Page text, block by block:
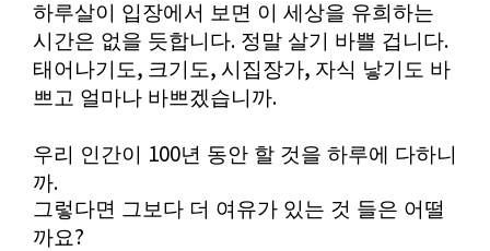
하루살이 입장에서 보면 이 세상을 유희하는
시간은 없을 듯합니다. 정말 살기 바쁠 겁니다.
태어나기도, 크기도, 시집장가, 자식 낳기도 바
쁘고 얼마나 바쁘겠습니까.
우리 인간이 100년 동안 할 것을 하루에 다하니
까.
그렇다면 그보다 더 여유가 있는 것 들은 어떨
까요?